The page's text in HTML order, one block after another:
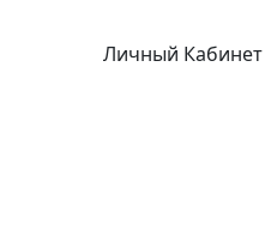
Личный Кабинет